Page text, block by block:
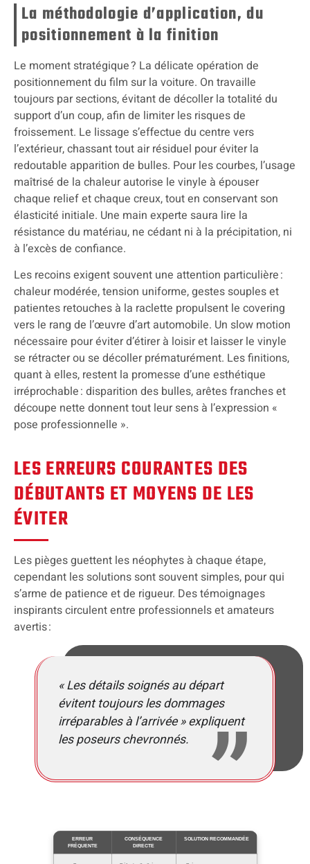
La méthodologie d’application, du
positionnement à la finition
Le moment stratégique ? La délicate opération de
positionnement du film sur la voiture. On travaille
toujours par sections, évitant de décoller la totalité du
support d’un coup, afin de limiter les risques de
froissement. Le lissage s’effectue du centre vers
l’extérieur, chassant tout air résiduel pour éviter la
redoutable apparition de bulles. Pour les courbes, l’usage
maîtrisé de la chaleur autorise le vinyle à épouser
chaque relief et chaque creux, tout en conservant son
élasticité initiale. Une main experte saura lire la
résistance du matériau, ne cédant ni à la précipitation, ni
à l’excès de confiance.
Les recoins exigent souvent une attention particulière :
chaleur modérée, tension uniforme, gestes souples et
patientes retouches à la raclette propulsent le covering
vers le rang de l’œuvre d’art automobile. Un slow motion
nécessaire pour éviter d’étirer à loisir et laisser le vinyle
se rétracter ou se décoller prématurément. Les finitions,
quant à elles, restent la promesse d’une esthétique
irréprochable : disparition des bulles, arêtes franches et
découpe nette donnent tout leur sens à l’expression «
pose professionnelle ».
LES ERREURS COURANTES DES
DÉBUTANTS ET MOYENS DE LES
ÉVITER
Les pièges guettent les néophytes à chaque étape,
cependant les solutions sont souvent simples, pour qui
s’arme de patience et de rigueur. Des témoignages
inspirants circulent entre professionnels et amateurs
avertis :
« Les détails soignés au départ
évitent toujours les dommages
irréparables à l’arrivée » expliquent
les poseurs chevronnés.
ERREUR
FRÉQUENTE
CONSÉQUENCE
DIRECTE
SOLUTION RECOMMANDÉE